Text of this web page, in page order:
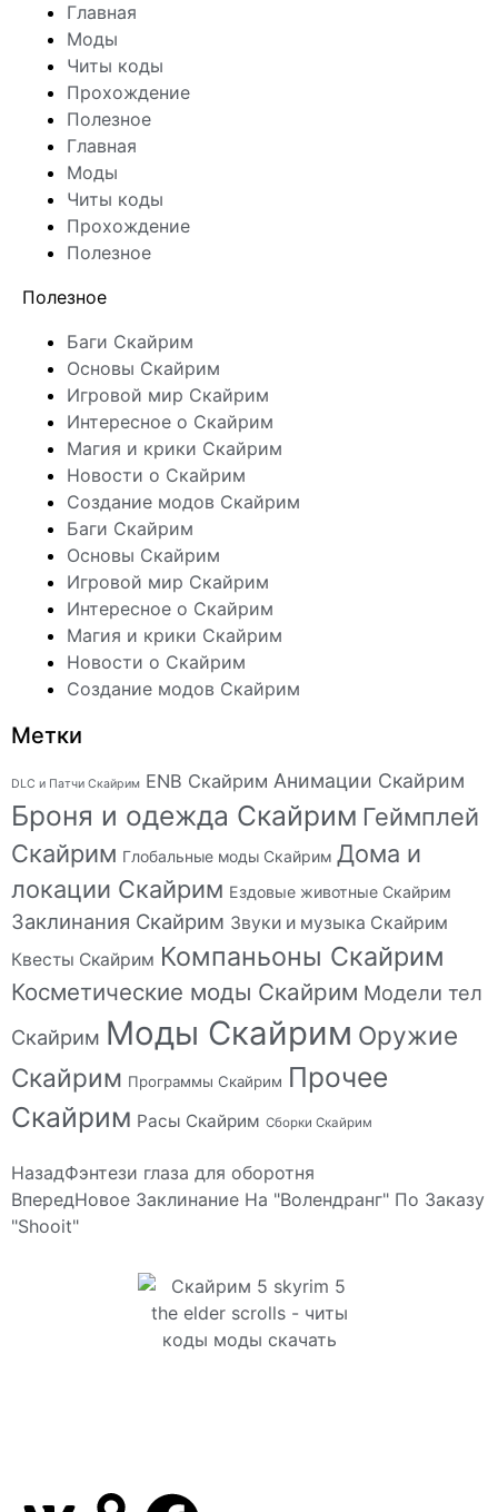
Главная
Моды
Читы коды
Прохождение
Полезное
Главная
Моды
Читы коды
Прохождение
Полезное
Полезное
Баги Скайрим
Основы Скайрим
Игровой мир Скайрим
Интересное о Скайрим
Магия и крики Скайрим
Новости о Скайрим
Создание модов Скайрим
Баги Скайрим
Основы Скайрим
Игровой мир Скайрим
Интересное о Скайрим
Магия и крики Скайрим
Новости о Скайрим
Создание модов Скайрим
Метки
DLC и Патчи Скайрим ENB Скайрим Анимации Скайрим
Броня и одежда Скайрим Геймплей
Скайрим Глобальные моды Скайрим Дома и
локации Скайрим Ездовые животные Скайрим
Заклинания Скайрим Звуки и музыка Скайрим
Квесты Скайрим Компаньоны Скайрим
Косметические моды Скайрим Модели тел
Скайрим Моды Скайрим Оружие
Скайрим Программы Скайрим Прочее
Скайрим Расы Скайрим Сборки Скайрим
НазадФэнтези глаза для оборотня
ВпередНовое Заклинание На "Волендранг" По Заказу
"Shooit"